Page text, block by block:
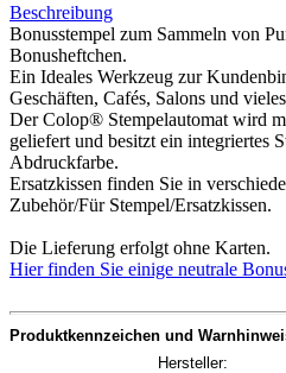
Beschreibung
Bonusstempel zum Sammeln von
Bonusheftchen.
Ein Ideales Werkzeug zur
Geschäften, Cafés, Salons und
Der Colop® Stempelautomat wird
geliefert und besitzt ein integriertes
Abdruckfarbe.
Ersatzkissen finden Sie in
Zubehör/Für Stempel/Ersatzkissen.
Die Lieferung erfolgt ohne Karten.
Hier finden Sie einige neutrale
Produktkennzeichen und
Hersteller: